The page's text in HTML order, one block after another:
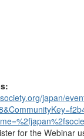
japan/
for the Webinar